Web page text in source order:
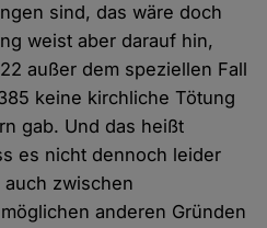
sind, das wäre doch
weist aber darauf hin,
außer dem speziellen Fall
keine kirchliche Tötung
gab. Und das heißt
es nicht dennoch leider
zwischen
anderen Gründen